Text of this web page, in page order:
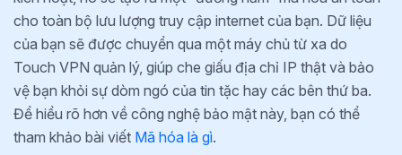
cho toàn bộ lưu lượng truy cập internet của bạn. Dữ liệu
của bạn sẽ được chuyển qua một máy chủ từ xa do
Touch VPN quản lý, giúp che giấu địa chỉ IP thật và bảo
vệ bạn khỏi sự dòm ngó của tin tặc hay các bên thứ ba.
Để hiểu rõ hơn về công nghệ bảo mật này, bạn có thể
tham khảo bài viết Mã hóa là gì.